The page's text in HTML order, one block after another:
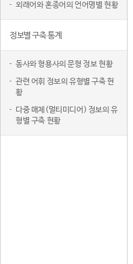
외래어와 혼종어의 언어명별 현황
정보별 구축 통계
동사와 형용사의 문형 정보 현황
관련 어휘 정보의 유형별 구축 현
황
다중 매체(멀티미디어) 정보의 유
형별 구축 현황